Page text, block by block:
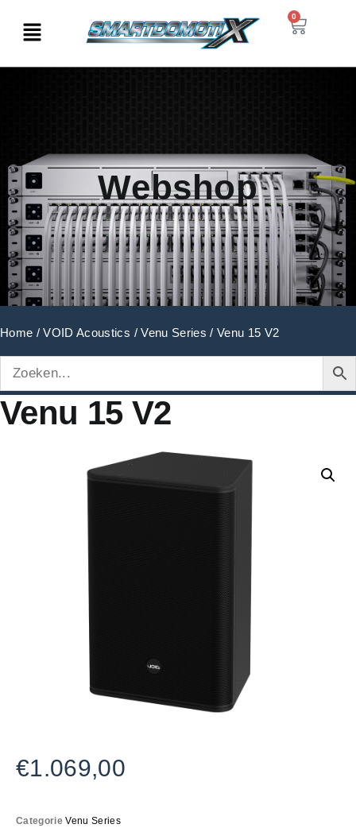
0
Webshop
Home /VOID Acoustics /Venu Series / Venu 15 V2
Venu 15 V2
€1.069,00
Categorie Venu Series